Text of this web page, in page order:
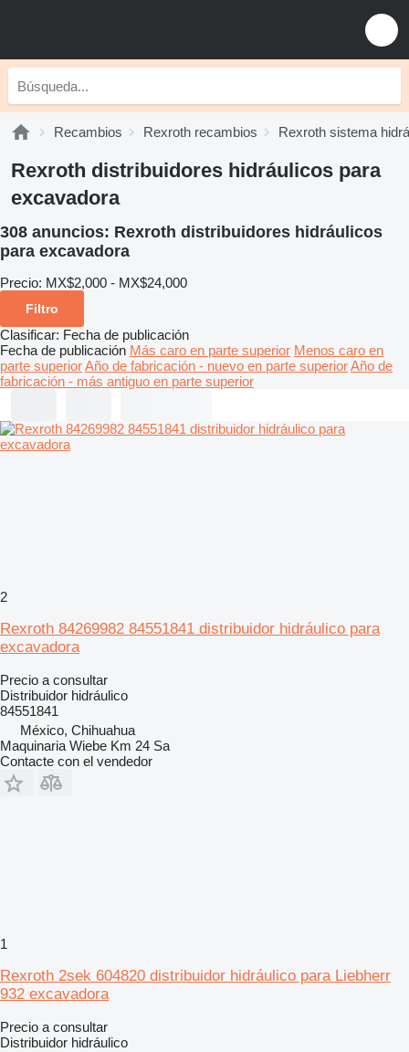
Recambios Rexroth recambios Rexroth sistema
Rexroth distribuidores hidráulicos para
excavadora
308 anuncios: Rexroth distribuidores hidráulicos
para excavadora
Precio: MX$2,000 - MX$24,000
Filtro
Clasificar: Fecha de publicación
Fecha de publicación Más caro en parte superior Menos caro en
parte superiorAño de fabricación - nuevo en parte superiorAño de
fabricación - más antiguo en parte superior
2
Rexroth 84269982 84551841 distribuidor hidráulico para
excavadora
Precio a consultar
Distribuidor hidráulico
84551841
México, Chihuahua
Maquinaria Wiebe Km 24 Sa
Contacte con el vendedor
1
Rexroth 2sek 604820 distribuidor hidráulico para Liebherr
932 excavadora
Precio a consultar
Distribuidor hidráulico